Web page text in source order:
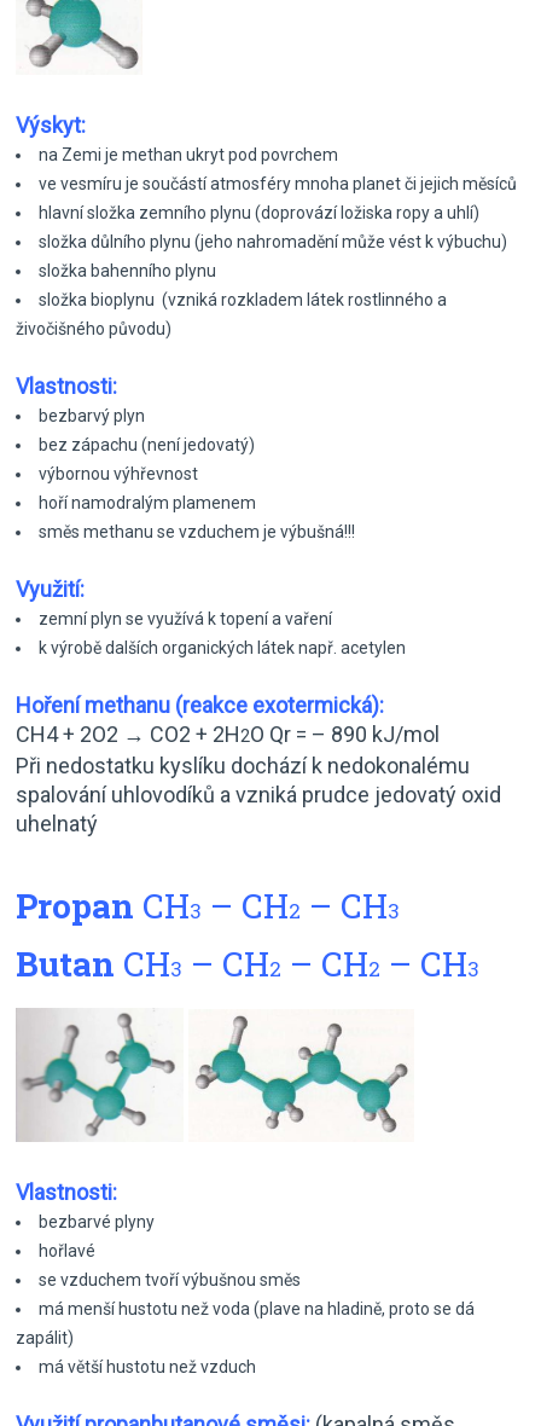
Výskyt:
na Zemi je methan ukryt pod povrchem
ve vesmíru je součástí atmosféry mnoha planet či jejich měsíců
hlavní složka zemního plynu (doprovází ložiska ropy a uhlí)
složka důlního plynu (jeho nahromadění může vést k výbuchu)
složka bahenního plynu
složka bioplynu (vzniká rozkladem látek rostlinného a
živočišného původu)
Vlastnosti:
bezbarvý plyn
bez zápachu (není jedovatý)
výbornou výhřevnost
hoří namodralým plamenem
směs methanu se vzduchem je výbušná!!!
Využití:
zemní plyn se využívá k topení a vaření
k výrobě dalších organických látek např. acetylen
Hoření methanu (reakce exotermická):
CH4 + 2O2 → CO2 + 2H2O Qr = – 890 kJ/mol
Při nedostatku kyslíku dochází k nedokonalému
spalování uhlovodíků a vzniká prudce jedovatý oxid
uhelnatý
Propan CH3 – CH2 – CH3
Butan CH3 – CH2 – CH2 – CH3
Vlastnosti:
bezbarvé plyny
hořlavé
se vzduchem tvoří výbušnou směs
má menší hustotu než voda (plave na hladině, proto se dá
zapálit)
má větší hustotu než vzduch